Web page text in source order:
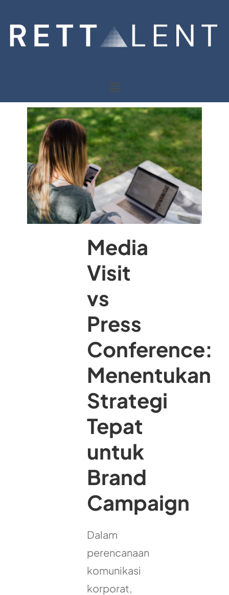
Media
Visit
vs
Press
Conference:
Menentukan
Strategi
Tepat
untuk
Brand
Campaign
Dalam
perencanaan
komunikasi
korporat,